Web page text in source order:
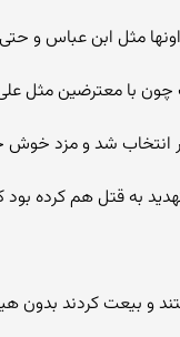
مثل ابن عباس و
با معترضین مثل
انتخاب شد و مزد
و بیعت کردند بدون